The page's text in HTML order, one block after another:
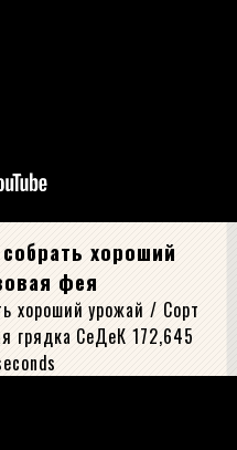
хороший
фея
хороший урожай / Сорт
грядка СеДеК 172,645